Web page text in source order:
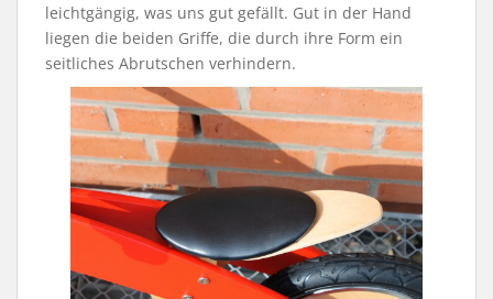
leichtgängig, was uns gut gefällt. Gut in der Hand
liegen die beiden Griffe, die durch ihre Form ein
seitliches Abrutschen verhindern.